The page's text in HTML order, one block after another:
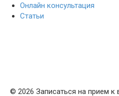
Онлайн консультация
Статьи
© 2026 Записаться на прием к